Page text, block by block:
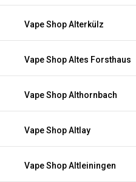
Vape Shop Alterkülz
Vape Shop Altes Forsthaus
Vape Shop Althornbach
Vape Shop Altlay
Vape Shop Altleiningen